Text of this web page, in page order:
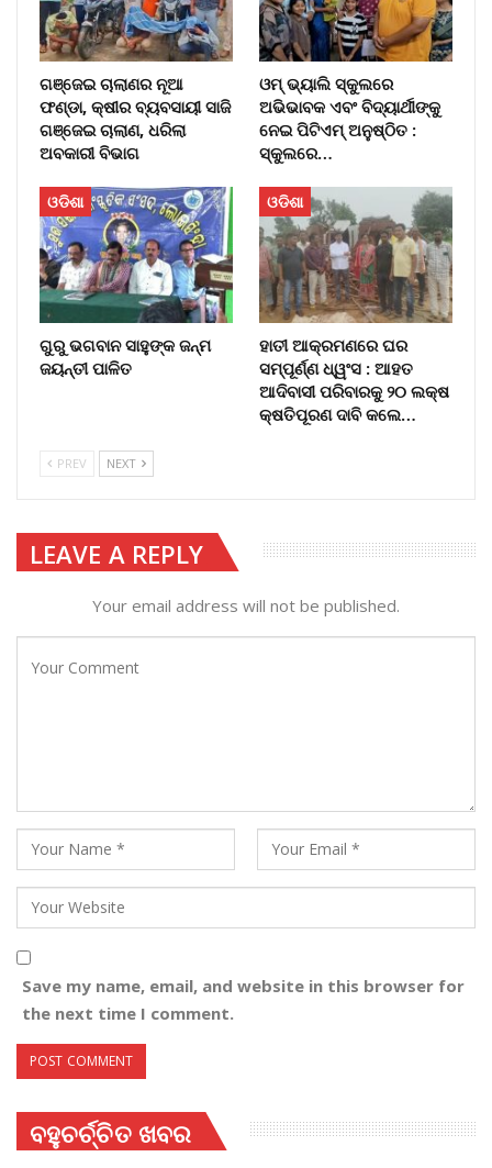
ଗଞ୍ଜେଇ ଚାଲାଣର ନୂଆ
ଫଣ୍ଡା, କ୍ଷୀର ବ୍ୟବସାୟୀ ସାଜି
ଗଞ୍ଜେଇ ଚାଲାଣ, ଧରିଲା
ଅବକାରୀ ବିଭାଗ
ଓମ୍‌ ଭ୍ୟାଲି ସ୍କୁଲରେ
ଅଭିଭାବକ ଏବଂ ବିଦ୍ୟାର୍ଥୀଙ୍କୁ
ନେଇ ପିଟିଏମ୍‌ ଅନୁଷ୍ଠିତ :
ସ୍କୁଲରେ…
ଓଡିଶା
ଗୁରୁ ଭଗବାନ ସାହୁଙ୍କ ଜନ୍ମ
ଜୟନ୍ତୀ ପାଳିତ
ଓଡିଶା
ହାତୀ ଆକ୍ରମଣରେ ଘର
ସମ୍ପୂର୍ଣ୍ଣ ଧ୍ୱଂସ : ଆହତ
ଆଦିବାସୀ ପରିବାରକୁ ୨୦ ଲକ୍ଷ
କ୍ଷତିପୂରଣ ଦାବି କଲେ…
PREV NEXT
LEAVE A REPLY
Your email address will not be published.
Save my name, email, and website in this browser for
the next time I comment.
ବହୁଚର୍ଚ୍ଚିତ ଖବର